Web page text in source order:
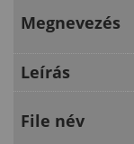
Megnevezés
Leírás
File név